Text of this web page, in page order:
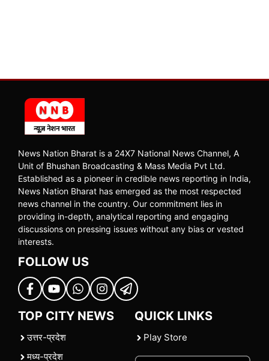
News Nation Bharat is a 24X7 National News Channel, A
Unit of Bhushan Broadcasting & Mass Media Pvt Ltd.
Established as a pioneer in credible news reporting in India,
News Nation Bharat has emerged as the most respected
news channel in the country. Our commitment lies in
providing in-depth, analytical reporting and engaging
discussions on pressing issues without any bias or vested
interests.
FOLLOW US
TOP CITY NEWS
उत्तर-प्रदेश
मध्य-प्रदेश
QUICK LINKS
Play Store